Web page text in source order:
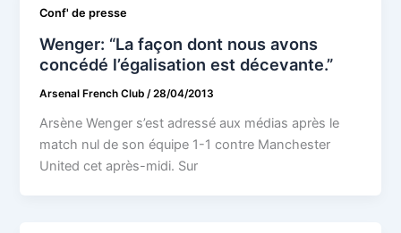
Conf' de presse
Wenger: “La façon dont nous avons
concédé l’égalisation est décevante.”
Arsenal French Club /28/04/2013
Arsène Wenger s’est adressé aux médias après le
match nul de son équipe 1-1 contre Manchester
United cet après-midi. Sur